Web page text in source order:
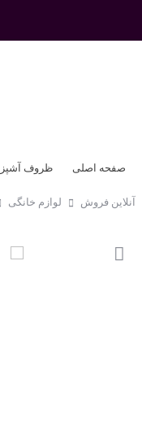
صفحه اصلی ظروف
آنلاین فروش لوازم خانگی